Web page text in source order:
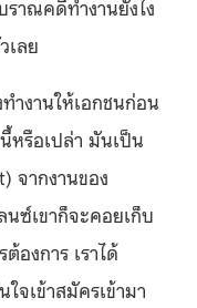
ราณคดีทำงานยังไง
เลย
ำงานให้เอกชนก่อน
หรือเปล่า มันเป็น
จากงานของ
ซ์เขาก็จะคอยเก็บ
องการ เราได้
จเข้าสมัครเข้ามา